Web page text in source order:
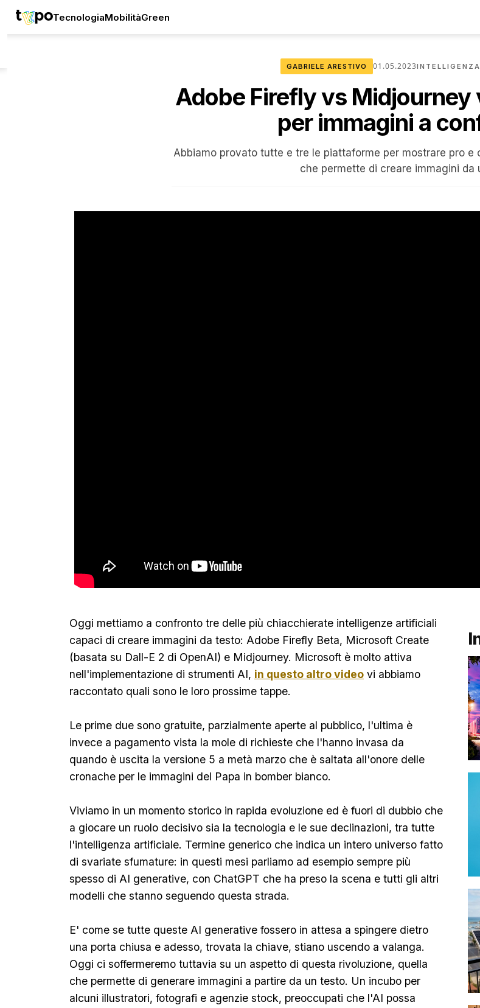
TecnologiaMobilitàGreen
GABRIELE ARESTIVO 01.05.2023
Adobe Firefly vs
per immagini a
Abbiamo provato tutte e tre le piattaforme per mostrare pro
che permette di creare immagini da
Oggi mettiamo a confronto tre delle più chiacchierate intelligenze artificiali
capaci di creare immagini da testo: Adobe Firefly Beta, Microsoft Create
(basata su Dall-E 2 di OpenAI) e Midjourney. Microsoft è molto attiva
nell'implementazione di strumenti AI, in questo altro video vi abbiamo
raccontato quali sono le loro prossime tappe.
Le prime due sono gratuite, parzialmente aperte al pubblico, l'ultima è
invece a pagamento vista la mole di richieste che l'hanno invasa da
quando è uscita la versione 5 a metà marzo che è saltata all'onore delle
cronache per le immagini del Papa in bomber bianco.
Viviamo in un momento storico in rapida evoluzione ed è fuori di dubbio che
a giocare un ruolo decisivo sia la tecnologia e le sue declinazioni, tra tutte
l'intelligenza artificiale. Termine generico che indica un intero universo fatto
di svariate sfumature: in questi mesi parliamo ad esempio sempre più
spesso di AI generative, con ChatGPT che ha preso la scena e tutti gli altri
modelli che stanno seguendo questa strada.
E' come se tutte queste AI generative fossero in attesa a spingere dietro
una porta chiusa e adesso, trovata la chiave, stiano uscendo a valanga.
Oggi ci soffermeremo tuttavia su un aspetto di questa rivoluzione, quella
che permette di generare immagini a partire da un testo. Un incubo per
alcuni illustratori, fotografi e agenzie stock, preoccupati che l'AI possa